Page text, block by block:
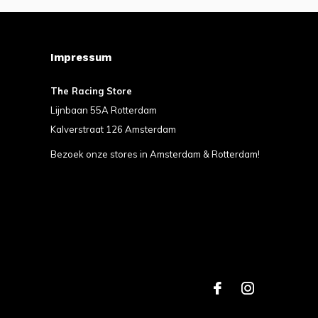
Impressum
The Racing Store
Lijnbaan 55A Rotterdam
Kalverstraat 126 Amsterdam
Bezoek onze stores in Amsterdam & Rotterdam!